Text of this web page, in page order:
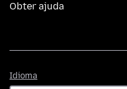
Obter ajuda
Idioma